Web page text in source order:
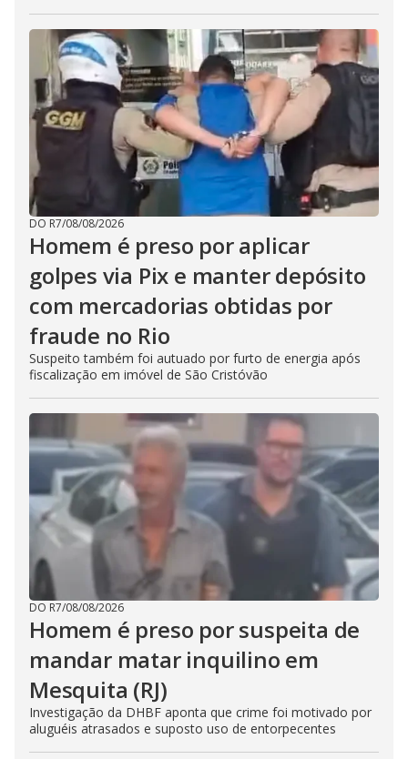
DO R7/08/08/2026
Homem é preso por aplicar
golpes via Pix e manter depósito
com mercadorias obtidas por
fraude no Rio
Suspeito também foi autuado por furto de energia após
fiscalização em imóvel de São Cristóvão
DO R7/08/08/2026
Homem é preso por suspeita de
mandar matar inquilino em
Mesquita (RJ)
Investigação da DHBF aponta que crime foi motivado por
aluguéis atrasados e suposto uso de entorpecentes